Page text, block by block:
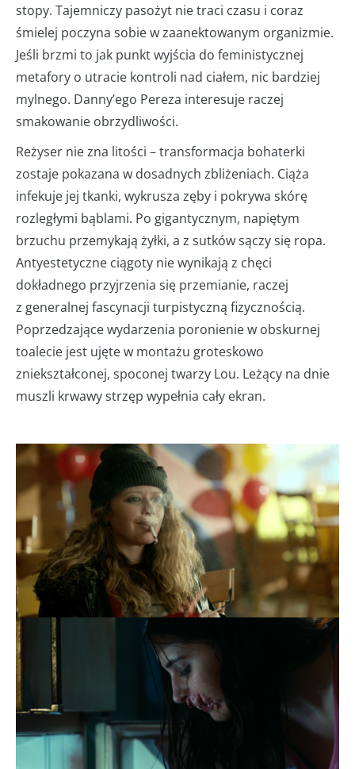
stopy. Tajemniczy pasożyt nie traci czasu i coraz
śmielej poczyna sobie w zaanektowanym organizmie.
Jeśli brzmi to jak punkt wyjścia do feministycznej
metafory o utracie kontroli nad ciałem, nic bardziej
mylnego. Danny’ego Pereza interesuje raczej
smakowanie obrzydliwości.
Reżyser nie zna litości – transformacja bohaterki
zostaje pokazana w dosadnych zbliżeniach. Ciąża
infekuje jej tkanki, wykrusza zęby i pokrywa skórę
rozległymi bąblami. Po gigantycznym, napiętym
brzuchu przemykają żyłki, a z sutków sączy się ropa.
Antyestetyczne ciągoty nie wynikają z chęci
dokładnego przyjrzenia się przemianie, raczej
z generalnej fascynacji turpistyczną fizycznością.
Poprzedzające wydarzenia poronienie w obskurnej
toalecie jest ujęte w montażu groteskowo
zniekształconej, spoconej twarzy Lou. Leżący na dnie
muszli krwawy strzęp wypełnia cały ekran.